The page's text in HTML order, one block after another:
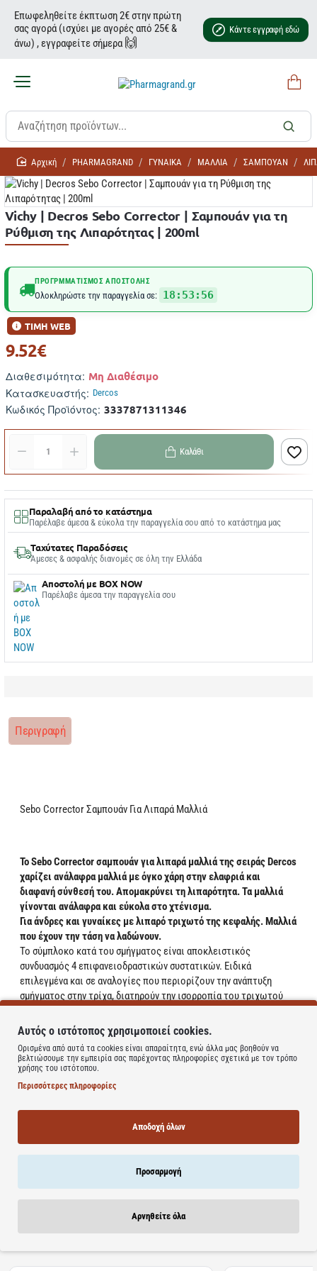
Επωφεληθείτε έκπτωση 2€ στην πρώτη
σας αγορά (ισχύει με αγορές από 25€ &
άνω) , εγγραφείτε σήμερα 🙌
Κάντε εγγραφή εδώ
homePHARMAGRAND ΓΥΝΑΙΚΑ ΜΑΛΛΙΑ ΣΑΜΠΟΥΑΝ
Vichy | Decros Sebo Corrector | Σαμπουάν για τη
Ρύθμιση της Λιπαρότητας | 200ml
ΠΡΟΓΡΜΜΑΤΙΣΜΌΣ ΑΠΟΣΤΟΛΉΣ
Ολοκληρώστε την παραγγελία σε: 18:53:56
Διαθεσιμότητα: Μη Διαθέσιμο
Κατασκευαστής: Dercos
Κωδικός Προϊόντος: 3337871311346
ΤΙΜΗ WEB
9.52€
Καλάθι
Παραλαβή από το κατάστημα
Παρέλαβε άμεσα & εύκολα την παραγγελία σου από το κατάστημα μας
Ταχύτατες Παραδόσεις
Άμεσες & ασφαλής διανομές σε όλη την Ελλάδα
Αποστολή με BOX NOW
Παρέλαβε άμεσα την παραγγελία σου
Περιγραφή
Sebo Corrector Σαμπουάν Για Λιπαρά Μαλλιά
Το Sebo Corrector σαμπουάν για λιπαρά μαλλιά της σειράς Dercos
χαρίζει ανάλαφρα μαλλιά με όγκο χάρη στην ελαφριά και
διαφανή σύνθεσή του. Απομακρύνει τη λιπαρότητα. Τα μαλλιά
γίνονται ανάλαφρα και εύκολα στο χτένισμα.
Για άνδρες και γυναίκες με λιπαρό τριχωτό της κεφαλής. Μαλλιά
που έχουν την τάση να λαδώνουν.
Το σύμπλοκο κατά του σμήγματος είναι αποκλειστικός
συνδυασμός 4 επιφανειοδραστικών συστατικών. Ειδικά
επιλεγμένα και σε αναλογίες που περιορίζουν την ανάπτυξη
σμήγματος στην τρίχα, διατηρούν την ισορροπία του τριχωτού
Ανάλαφρα μαλλιά που φορμάρονται εύκολα.
Η υποαλλεργική του σύνθεση ΔΕΝ ΠΕΡΙΕΧΕΙ PARABEN και
σιλικόνη.
Δοκιμασμένη αποτελεσματικότητα υπό δερματολογικό έλεγχο.
Ανάλαφρα μαλλιά με περισσότερο όγκο.
Σχετικά Προϊόντα Bestsellers Είδατε Πρόσφατα
Αυτός ο ιστότοπος χρησιμοποιεί cookies.
Ορισμένα από αυτά τα cookies είναι απαραίτητα, ενώ άλλα μας βοηθούν να
βελτιώσουμε την εμπειρία σας παρέχοντας πληροφορίες σχετικά με τον τρόπο
χρήσης του ιστότοπου.
Περισσότερες πληροφορίες
Αποδοχή όλων
Προσαρμογή
Αρνηθείτε όλα